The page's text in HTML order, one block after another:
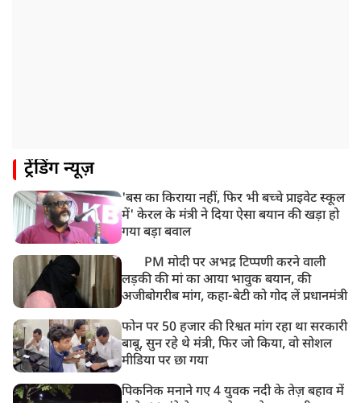
UP: लखनऊ में चलती कार में लगी आग, युवक की जिंदा जलकर
ट्रेंडिंग न्यूज़
'बस का किराया नहीं, फिर भी बच्चे प्राइवेट स्कूल
में' केरल के मंत्री ने दिया ऐसा बयान की खड़ा हो
गया बड़ा बवाल
PM मोदी पर अभद्र टिप्पणी करने वाली
लड़की की मां का आया भावुक बयान, की
अजीबोगरीब मांग, कहा-बेटी को गोद लें प्रधानमंत्री
फोन पर 50 हजार की रिश्वत मांग रहा था सरकारी
बाबू, सुन रहे थे मंत्री, फिर जो किया, वो सोशल
मीडिया पर छा गया
पिकनिक मनाने गए 4 युवक नदी के तेज़ बहाव में